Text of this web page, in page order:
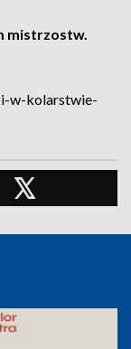
mistrzostw.
w-kolarstwie-